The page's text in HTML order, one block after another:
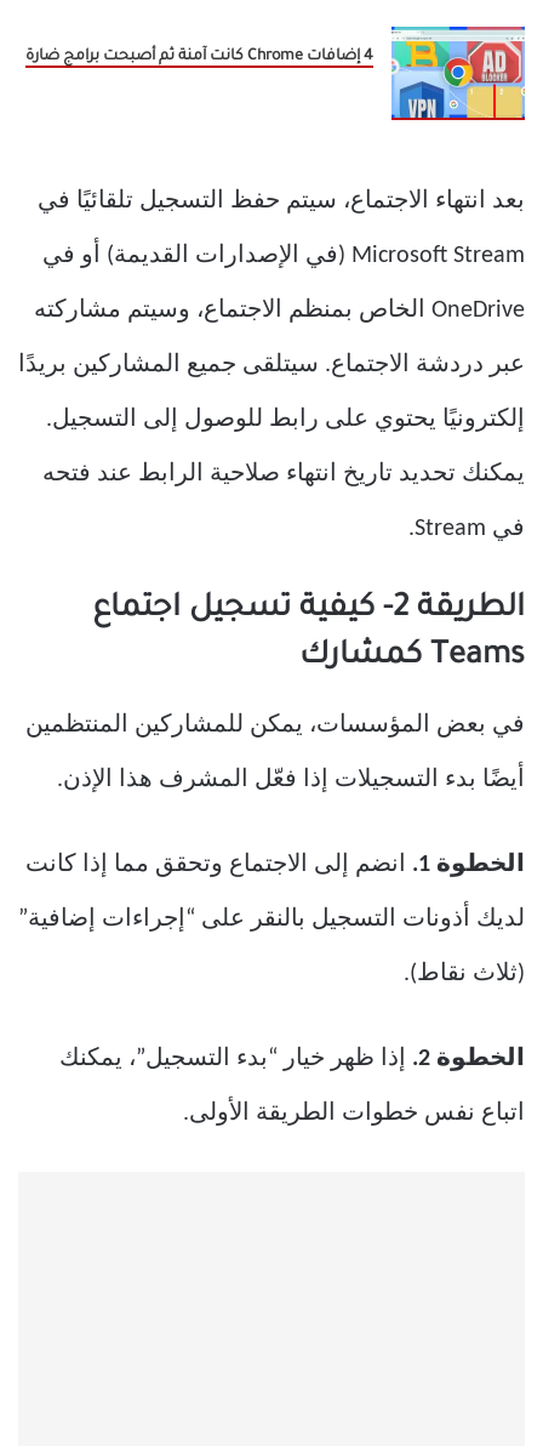
4 إضافات Chrome كانت آمنة ثم أصبحت برامج ضارة
بعد انتهاء الاجتماع، سيتم حفظ التسجيل تلقائيًا في
Microsoft Stream (في الإصدارات القديمة) أو في
OneDrive الخاص بمنظم الاجتماع، وسيتم مشاركته
عبر دردشة الاجتماع. سيتلقى جميع المشاركين بريدًا
إلكترونيًا يحتوي على رابط للوصول إلى التسجيل.
يمكنك تحديد تاريخ انتهاء صلاحية الرابط عند فتحه
في Stream.
الطريقة 2- كيفية تسجيل اجتماع
Teams كمشارك
في بعض المؤسسات، يمكن للمشاركين المنتظمين
أيضًا بدء التسجيلات إذا فعّل المشرف هذا الإذن.
الخطوة 1. انضم إلى الاجتماع وتحقق مما إذا كانت
لديك أذونات التسجيل بالنقر على “إجراءات إضافية”
(ثلاث نقاط).
الخطوة 2. إذا ظهر خيار “بدء التسجيل”، يمكنك
اتباع نفس خطوات الطريقة الأولى.